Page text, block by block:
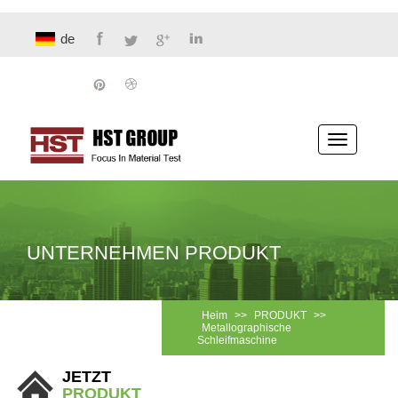
de
UNTERNEHMEN PRODUKT
Heim >> PRODUKT >>
Metallographische
Schleifmaschine
JETZT
PRODUKT